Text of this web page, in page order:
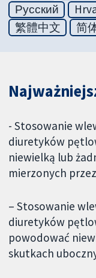
Русский
繁體中文
简
- Stosowanie
diuretyków
niewielką lub
mierzonych
– Stosowanie
diuretyków
powodować
skutkach